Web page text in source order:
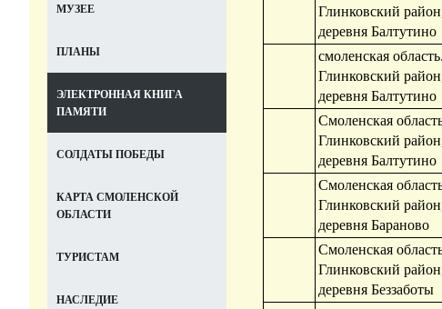
Глинковский
деревня Балтутино
смоленская область.
Глинковский
деревня Балтутино
Смоленская
Глинковский
деревня Балтутино
Смоленская
Глинковский
деревня Бараново
Смоленская
Глинковский
деревня Беззаботы
МУЗЕЕ
ПЛАНЫ
ЭЛЕКТРОННАЯ КНИГА
ПАМЯТИ
СОЛДАТЫ ПОБЕДЫ
КАРТА СМОЛЕНСКОЙ
ОБЛАСТИ
ТУРИСТАМ
НАСЛЕДИЕ